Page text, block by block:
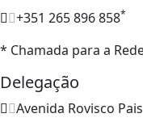
+351 265 896 858*
* Chamada para a
Delegação
Avenida Rovisco Pais